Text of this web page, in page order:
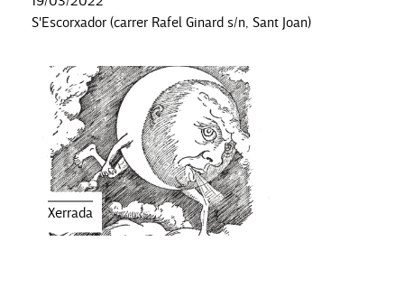
S'Escorxador (carrer Rafel Ginard s/n, Sant Joan)
Xerrada